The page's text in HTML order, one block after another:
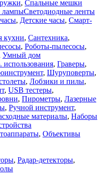
, Спальные мешки
лампыСветодиодные ленты
, Детские часы, Смарт-
кухни, Сантехника,
, Роботы-пылесосы,
Умный дом
, Граверы,
, Шуруповерты,
, Лобзики и пилы,
, USB тестеры,
, Пирометры, Лазерные
, Ручной инструмент,
материалы, Наборы
, Объективы
, Радар-детекторы,